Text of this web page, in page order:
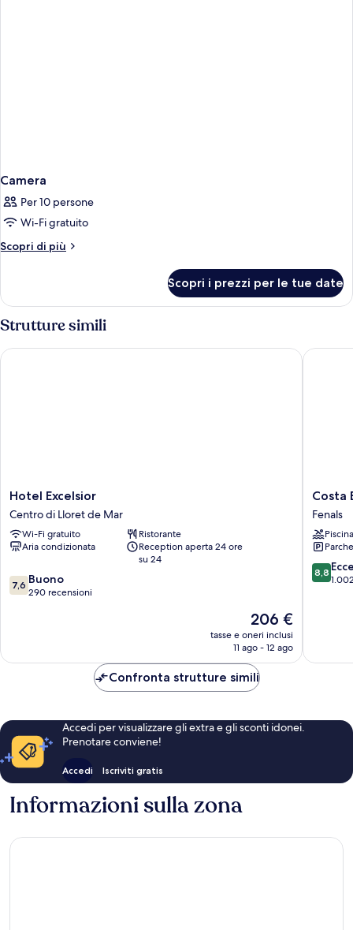
Camera
Per 10 persone
Wi-Fi gratuito
Scopri di più
Altri
Scopri i prezzi per le tue date
Strutture simili
Hotel
Excelsior
Centro
di
Lloret
Mar
Hotel Excelsior
Centro di Lloret de Mar
Wi-Fi gratuito
Ristorante
Aria condizionata
Reception aperta 24 ore
su 24
7.6
su
7,6 Buono
290 recensioni
Il
prezzo
attuale
206 €
206 €
tasse e oneri inclusi
11 ago - 12 ago
Hotel Excelsior
Costa
Suites
&
Resort
Fenals
Costa
Fenals
Piscina
8.8
su
8,8
Costa
Confronta strutture simili
Accedi per visualizzare gli extra e gli sconti idonei.
Prenotare conviene!
Accedi Iscriviti gratis
Informazioni sulla zona